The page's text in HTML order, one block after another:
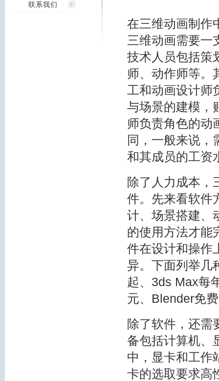
联系我们
在三维动画制作
三维动画需要一
技术人员包括策
师、动作师等。
工和动画设计师
与场景的建模，
师负责角色的动
同，一般来说，
和其成员的工资
除了人力成本，
件。先来看软件
计、场景搭建、
的使用方法才能
件在设计和操作
异。下面列举几
起、3ds Max每
元、Blender免
除了软件，还需
备包括计算机、
中，显卡和工作
卡的选取要求高